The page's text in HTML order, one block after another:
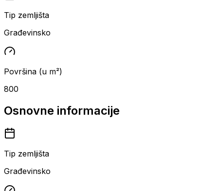
Tip zemljišta
Građevinsko
Površina (u m²)
800
Osnovne informacije
Tip zemljišta
Građevinsko